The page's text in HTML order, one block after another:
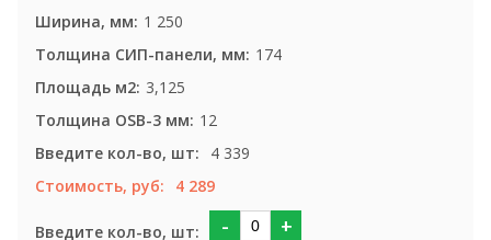
1 250
174
3,125
12
4 339
4 289
- +